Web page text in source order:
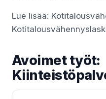
Lue lisää:
Avoimet työt: